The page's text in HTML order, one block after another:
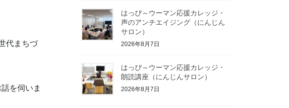
代まちづ
を伺いま
はっぴ～ウーマン応援カレッジ・
声のアンチエイジング（にんじん
サロン）
2026年8月7日
はっぴ～ウーマン応援カレッジ・
朗読講座（にんじんサロン）
2026年8月7日